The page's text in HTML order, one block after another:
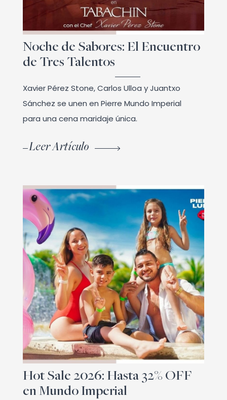
Noche de Sabores: El Encuentro
de Tres Talentos
Xavier Pérez Stone, Carlos Ulloa y Juantxo
Sánchez se unen en Pierre Mundo Imperial
para una cena maridaje única.
Leer Artículo
Hot Sale 2026: Hasta 32% OFF
en Mundo Imperial